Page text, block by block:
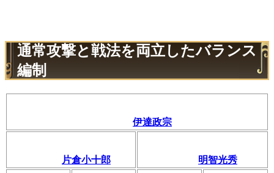
通常攻撃と戦法を両立したバランス
編制
伊達政宗
片倉小十郎 明智光秀